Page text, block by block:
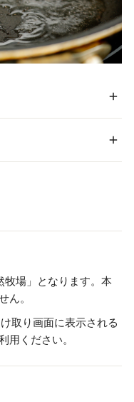
送日を含めた日数
レモンパウダー、
レモンパウダー、
場」となります。本
。
取り画面に表示される
ください。